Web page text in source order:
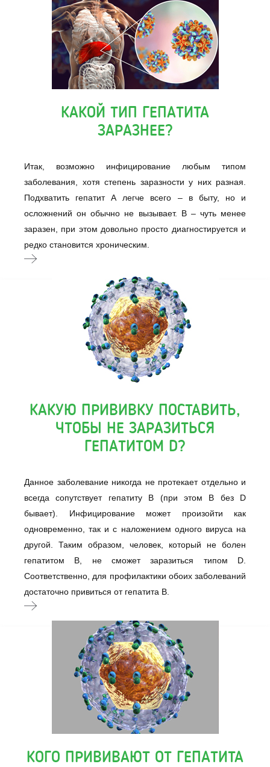
КАКОЙ ТИП ГЕПАТИТА
ЗАРАЗНЕЕ?
Итак, возможно инфицирование любым типом
заболевания, хотя степень заразности у них разная.
Подхватить гепатит А легче всего – в быту, но и
осложнений он обычно не вызывает. B – чуть менее
заразен, при этом довольно просто диагностируется и
редко становится хроническим.
КАКУЮ ПРИВИВКУ ПОСТАВИТЬ,
ЧТОБЫ НЕ ЗАРАЗИТЬСЯ
ГЕПАТИТОМ D?
Данное заболевание никогда не протекает отдельно и
всегда сопутствует гепатиту B (при этом В без D
бывает). Инфицирование может произойти как
одновременно, так и с наложением одного вируса на
другой. Таким образом, человек, который не болен
гепатитом B, не сможет заразиться типом D.
Соответственно, для профилактики обоих заболеваний
достаточно привиться от гепатита B.
КОГО ПРИВИВАЮТ ОТ ГЕПАТИТА